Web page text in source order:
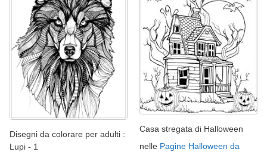
Disegni da colorare per adulti :
Lupi - 1
Casa stregata di Halloween
nelle Pagine Halloween da